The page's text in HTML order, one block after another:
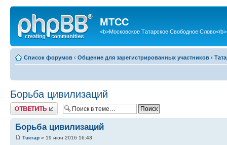
МТСС
<b>Московское Татарское Свободное Слово</b>
Список форумов ‹ Общение для зарегистрированных участников ‹
Борьба цивилизаций
Ответить
Борьба цивилизаций
Тuктар » 19 июн 2016 16:43